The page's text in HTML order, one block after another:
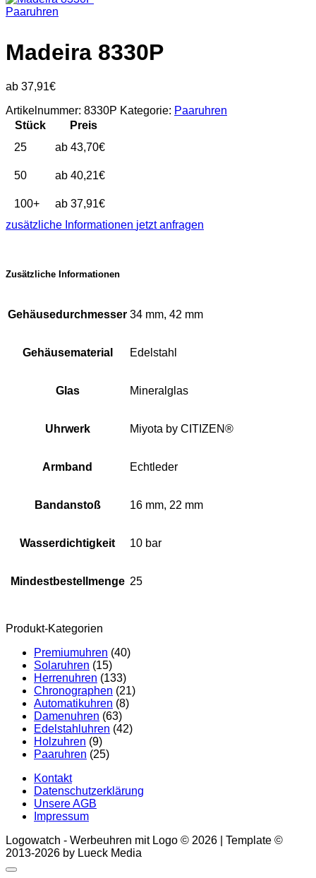
Paaruhren
Madeira 8330P
37,91€
Artikelnummer: 8330P Kategorie: Paaruhren
Stück
Preis
25
43,70€
50 40,21€
100+ 37,91€
zusätzliche Informationen jetzt anfragen
Zusätzliche Informationen
Gehäusedurchmesser 34 mm, 42 mm
Gehäusematerial Edelstahl
Glas Mineralglas
Uhrwerk Miyota by CITIZEN®
Armband Echtleder
Bandanstoß 16 mm, 22 mm
Wasserdichtigkeit 10 bar
Mindestbestellmenge 25
Produkt-Kategorien
Premiumuhren (40)
Solaruhren (15)
Herrenuhren (133)
Chronographen (21)
Automatikuhren (8)
Damenuhren (63)
Edelstahluhren (42)
Holzuhren (9)
Paaruhren (25)
Kontakt
Datenschutzerklärung
Unsere AGB
Impressum
Logowatch - Werbeuhren mit Logo © 2026 | Template ©
2013-2026 by Lueck Media